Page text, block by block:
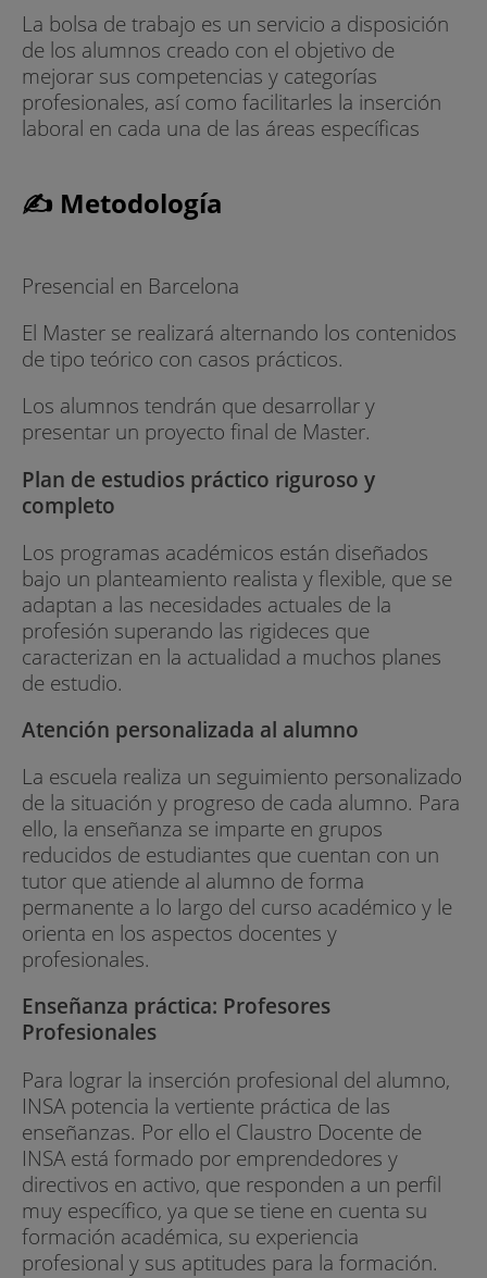
La bolsa de trabajo es un servicio a disposición
de los alumnos creado con el objetivo de
mejorar sus competencias y categorías
profesionales, así como facilitarles la inserción
laboral en cada una de las áreas específicas
✍ Metodología
Presencial en Barcelona
El Master se realizará alternando los contenidos
de tipo teórico con casos prácticos.
Los alumnos tendrán que desarrollar y
presentar un proyecto final de Master.
Plan de estudios práctico riguroso y
completo
Los programas académicos están diseñados
bajo un planteamiento realista y flexible, que se
adaptan a las necesidades actuales de la
profesión superando las rigideces que
caracterizan en la actualidad a muchos planes
de estudio.
Atención personalizada al alumno
La escuela realiza un seguimiento personalizado
de la situación y progreso de cada alumno. Para
ello, la enseñanza se imparte en grupos
reducidos de estudiantes que cuentan con un
tutor que atiende al alumno de forma
permanente a lo largo del curso académico y le
orienta en los aspectos docentes y
profesionales.
Enseñanza práctica: Profesores
Profesionales
Para lograr la inserción profesional del alumno,
INSA potencia la vertiente práctica de las
enseñanzas. Por ello el Claustro Docente de
INSA está formado por emprendedores y
directivos en activo, que responden a un perfil
muy específico, ya que se tiene en cuenta su
formación académica, su experiencia
profesional y sus aptitudes para la formación.